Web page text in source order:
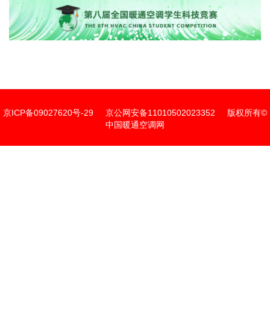
京ICP备09027620号-29 京公网安备11010502023352 版权所有©
中国暖通空调网